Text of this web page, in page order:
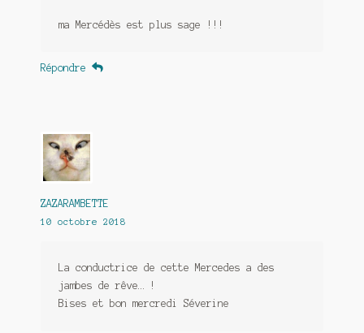
ma Mercédès est plus sage !!!
Répondre
ZAZARAMBETTE
10 octobre 2018
La conductrice de cette Mercedes a des
jambes de rêve… !
Bises et bon mercredi Séverine